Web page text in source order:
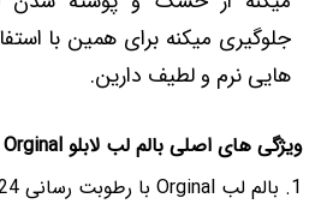
جلوگیری میکنه برای همین با
هایی نرم و لطیف دارین.
ویژگی های اصلی بالم لب لابلو Orginal :
بالم لب Orginal با رطوبت رسانی 24 ساعته